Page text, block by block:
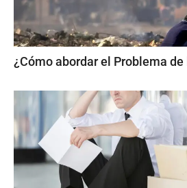
¿Cómo abordar el Problema de